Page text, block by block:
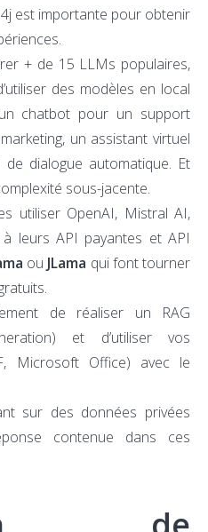
est importante pour obtenir
+ de 15 LLMs populaires,
des modèles en local
chatbot pour un support
un assistant virtuel
dialogue automatique. Et
sous-jacente.
utiliser OpenAI, Mistral AI,
leurs API payantes et API
ou JLama qui font tourner
de réaliser un RAG
et d’utiliser vos
Microsoft Office) avec le
sur des données privées
contenue dans ces